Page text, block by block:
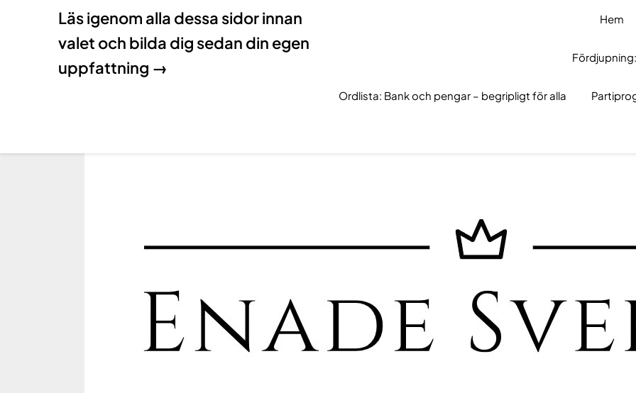
Läs igenom alla dessa sidor innan
valet och bilda dig sedan din egen
uppfattning →
Hem
Ordlista: Bank och pengar – begripligt för alla